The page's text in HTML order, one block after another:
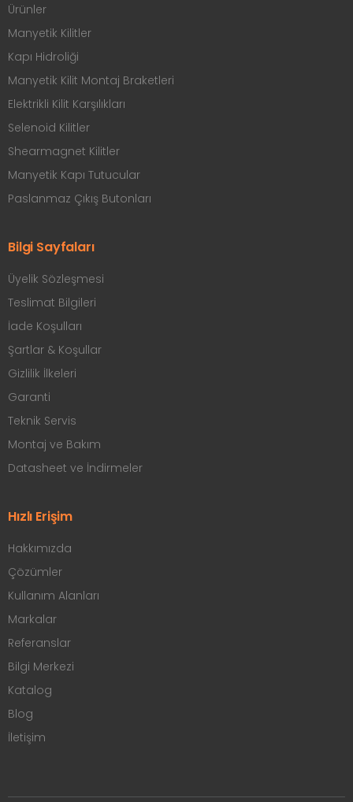
Ürünler
Manyetik Kilitler
Kapı Hidroliği
Manyetik Kilit Montaj Braketleri
Elektrikli Kilit Karşılıkları
Selenoid Kilitler
Shearmagnet Kilitler
Manyetik Kapı Tutucular
Paslanmaz Çıkış Butonları
Bilgi Sayfaları
Üyelik Sözleşmesi
Teslimat Bilgileri
İade Koşulları
Şartlar & Koşullar
Gizlilik İlkeleri
Garanti
Teknik Servis
Montaj ve Bakım
Datasheet ve İndirmeler
Hızlı Erişim
Hakkımızda
Çözümler
Kullanım Alanları
Markalar
Referanslar
Bilgi Merkezi
Katalog
Blog
İletişim